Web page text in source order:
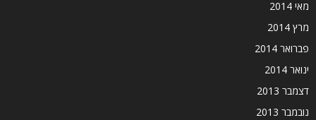
מאי 2014
מרץ 2014
פברואר 2014
ינואר 2014
דצמבר 2013
נובמבר 2013